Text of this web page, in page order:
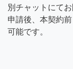
別チャットにて
申請後、本契約
可能です。